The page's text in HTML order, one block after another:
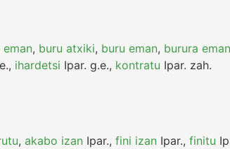
, buru atxiki, buru eman, burura eman
, ihardetsi Ipar. g.e., kontratu Ipar. zah.
, akabo izan Ipar., fini izan Ipar., finitu